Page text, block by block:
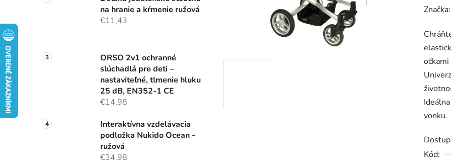
na hranie a kŕmenie ružová
€11,43
ORSO 2v1 ochranné
slúchadlá pre deti –
nastaviteľné, tlmenie hluku
25 dB, EN352-1 CE
€14,98
Interaktívna vzdelávacia
podložka Nukido Ocean -
ružová
€34,98
je
0,0
z
5
vonku.
Kód: